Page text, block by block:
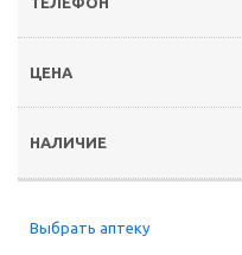
Выбрать аптеку